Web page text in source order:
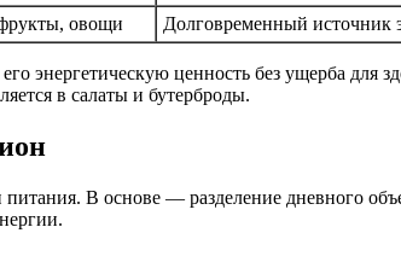
овощи Долговременный источник
энергетическую ценность без ущерба
в салаты и бутерброды.
В основе — разделение дневного